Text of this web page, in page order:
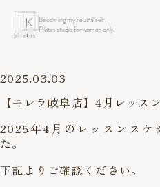
Becoming my neutral self.
Pilates studio for women only.
2025.03.03
【モレラ岐阜店】4月レッス
2025年4月のレッスンスケ
た。
下記よりご確認ください。